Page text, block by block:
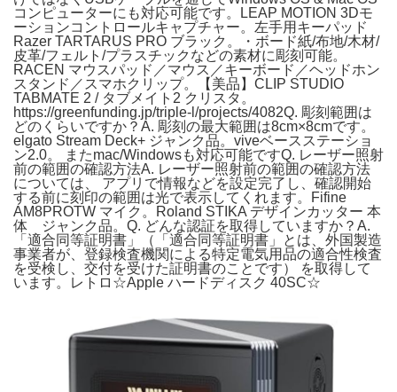
コンピューターにも対応可能です。LEAP MOTION 3Dモ
ーションコントロールキャプチャー。左手用キーパッド
Razer TARTARUS PRO ブラック。・ボード紙/布地/木材/
皮革/フェルト/プラスチックなどの素材に彫刻可能。
RACEN マウスパッド／マウス／キーボード／ヘッドホン
スタンド／スマホクリップ。【美品】CLIP STUDIO
TABMATE 2 / タブメイト2 クリスタ。
https://greenfunding.jp/triple-l/projects/4082Q. 彫刻範囲は
どのくらいですか？A. 彫刻の最大範囲は8cm×8cmです。
elgato Stream Deck+ ジャンク品。viveベースステーショ
ン2.0。 またmac/Windowsも対応可能ですQ. レーザー照射
前の範囲の確認方法A. レーザー照射前の範囲の確認方法
については、 アプリで情報などを設定完了し、確認開始
する前に刻印の範囲は光で表示してくれます。Fifine
AM8PROTW マイク。Roland STIKA デザインカッター 本
体 ジャンク品。Q. どんな認証を取得していますか？A.
「適合同等証明書」（「適合同等証明書」とは、外国製造
事業者が、登録検査機関による特定電気⽤品の適合性検査
を受検し、交付を受けた証明書のことです） を取得して
います。レトロ☆Apple ハードディスク 40SC☆